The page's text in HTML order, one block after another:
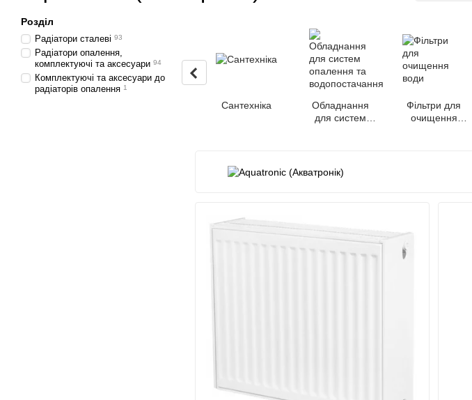
Сантехніка
Обладнання
для систем
Фільтри для
очищення
Розділ
Радіатори сталеві 93
Радіатори опалення,
комплектуючі та аксесуари 94
Комплектуючі та аксесуари до
радіаторів опалення 1